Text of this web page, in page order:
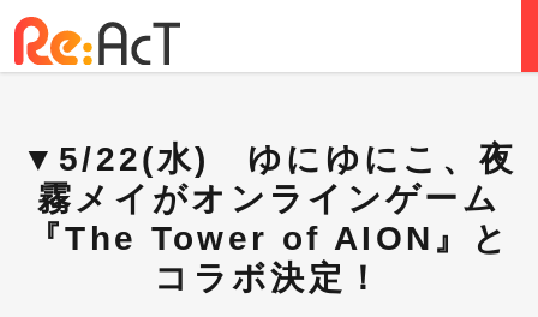
▼5/22(水) ゆにゆにこ、夜
霧メイがオンラインゲーム
『The Tower of AION』と
コラボ決定！